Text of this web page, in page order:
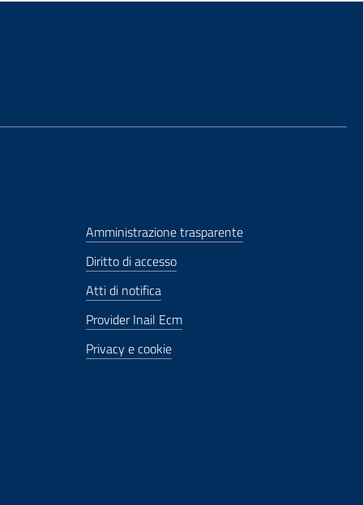
Amministrazione trasparente
Diritto di accesso
Atti di notifica
Provider Inail Ecm
Privacy e cookie